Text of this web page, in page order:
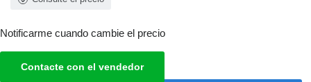
Notificarme cuando cambie el precio
Contacte con el vendedor